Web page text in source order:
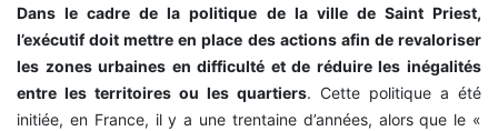
Dans le cadre de la politique de la ville de Saint Priest,
l’exécutif doit mettre en place des actions afin de revaloriser
les zones urbaines en difficulté et de réduire les inégalités
entre les territoires ou les quartiers. Cette politique a été
initiée, en France, il y a une trentaine d’années, alors que le «